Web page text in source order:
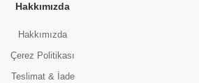
Hakkımızda
Hakkımızda
Çerez Politikası
Teslimat & İade